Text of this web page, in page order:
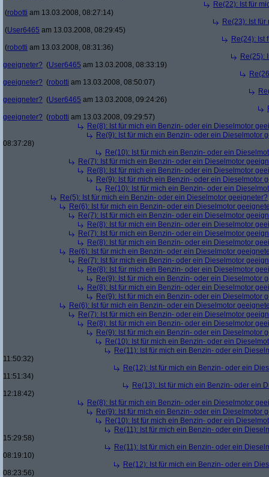
Re(22): Ist für
(robotti am 13.03.2008, 08:27:14)
Re(23): Ist
(User6465 am 13.03.2008, 08:29:45)
Re(24): Ist
(robotti am 13.03.2008, 08:31:36)
Re(25):
geeigneter? (User6465 am 13.03.2008, 08:33:19)
geeigneter? (robotti am 13.03.2008, 08:50:07)
geeigneter? (User6465 am 13.03.2008, 09:24:26)
geeigneter? (robotti am 13.03.2008, 09:29:57)
Re(8): Ist für mich ein Benzin- oder ein Dieselmotor
Re(9): Ist für mich ein Benzin- oder ein Dieselmotor
08:37:28)
Re(10): Ist für mich ein Benzin- oder ein
Re(7): Ist für mich ein Benzin- oder ein Dieselmotor
Re(8): Ist für mich ein Benzin- oder ein Dieselmotor
Re(9): Ist für mich ein Benzin- oder ein Dieselmotor
Re(10): Ist für mich ein Benzin- oder ein
Re(5): Ist für mich ein Benzin- oder ein Dieselmotor geeigneter?
Re(6): Ist für mich ein Benzin- oder ein Dieselmotor
Re(7): Ist für mich ein Benzin- oder ein Dieselmotor
Re(8): Ist für mich ein Benzin- oder ein Dieselmotor
Re(7): Ist für mich ein Benzin- oder ein Dieselmotor
Re(8): Ist für mich ein Benzin- oder ein Dieselmotor
Re(6): Ist für mich ein Benzin- oder ein Dieselmotor
Re(7): Ist für mich ein Benzin- oder ein Dieselmotor
Re(8): Ist für mich ein Benzin- oder ein Dieselmotor
Re(9): Ist für mich ein Benzin- oder ein Dieselmotor
Re(8): Ist für mich ein Benzin- oder ein Dieselmotor
Re(9): Ist für mich ein Benzin- oder ein Dieselmotor
Re(6): Ist für mich ein Benzin- oder ein Dieselmotor
Re(7): Ist für mich ein Benzin- oder ein Dieselmotor
Re(8): Ist für mich ein Benzin- oder ein Dieselmotor
Re(9): Ist für mich ein Benzin- oder ein Dieselmotor
Re(10): Ist für mich ein Benzin- oder ein
Re(11): Ist für mich ein Benzin- oder ein
11:50:32)
Re(12): Ist für mich ein Benzin- oder ein
11:51:34)
Re(13): Ist für mich ein Benzin- oder ein
12:18:42)
Re(8): Ist für mich ein Benzin- oder ein Dieselmotor
Re(9): Ist für mich ein Benzin- oder ein Dieselmotor
Re(10): Ist für mich ein Benzin- oder ein
Re(11): Ist für mich ein Benzin- oder ein
15:29:58)
Re(11): Ist für mich ein Benzin- oder ein
08:19:10)
Re(12): Ist für mich ein Benzin- oder ein
08:23:56)